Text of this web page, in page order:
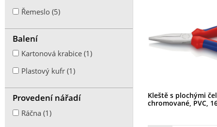
Kleště s plochými
chromované, PVC,
Řemeslo (5)
Balení
Kartonová krabice (1)
Plastový kufr (1)
Provedení nářadí
Ráčna (1)